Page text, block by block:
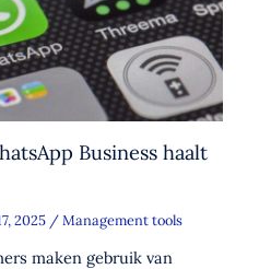
Business haalt
2025 /Management tools
maken gebruik van